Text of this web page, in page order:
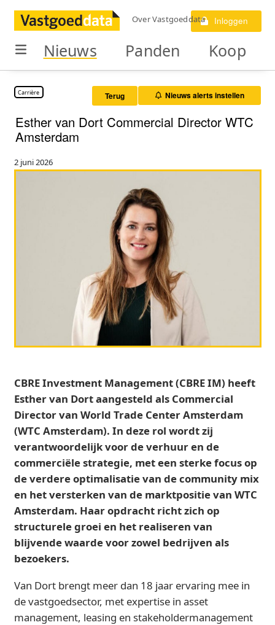
Over Vastgoeddata Inloggen
Nieuws Panden Koop
Carrière Terug Nieuws alerts instellen
Esther van Dort Commercial Director WTC
Amsterdam
2 juni 2026
CBRE Investment Management (CBRE IM) heeft
Esther van Dort aangesteld als Commercial
Director van World Trade Center Amsterdam
(WTC Amsterdam). In deze rol wordt zij
verantwoordelijk voor de verhuur en de
commerciële strategie, met een sterke focus op
de verdere optimalisatie van de community mix
en het versterken van de marktpositie van WTC
Amsterdam. Haar opdracht richt zich op
structurele groei en het realiseren van
blijvende waarde voor zowel bedrijven als
bezoekers.
Van Dort brengt meer dan 18 jaar ervaring mee in
de vastgoedsector, met expertise in asset
management, leasing en stakeholdermanagement